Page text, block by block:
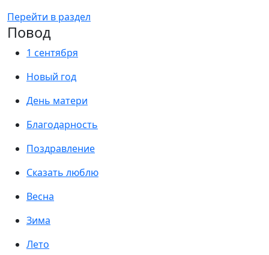
Перейти в раздел
Повод
1 сентября
Новый год
День матери
Благодарность
Поздравление
Сказать люблю
Весна
Зима
Лето